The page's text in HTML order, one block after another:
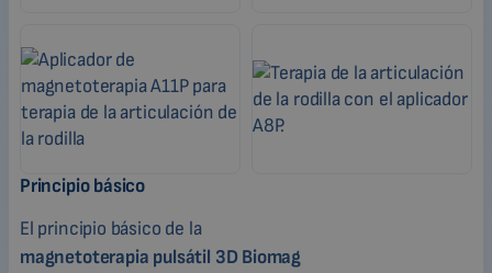
Principio básico
El principio básico de la
magnetoterapia pulsátil 3D Biomag